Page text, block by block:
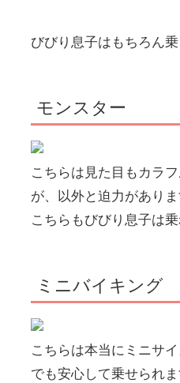
びびり息子はもちろん乗
モンスター
こちらは見た目もカラ
が、以外と迫力がありま
こちらもびびり息子は乗
ミニバイキング
こちらは本当にミニサ
でも安心して乗せられま